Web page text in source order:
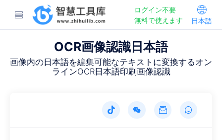
ログイン不要
無料で使えます
日本語
OCR画像認識日本語
画像内の日本語を編集可能なテキストに変換するオン
ラインOCR日本語印刷画像認識